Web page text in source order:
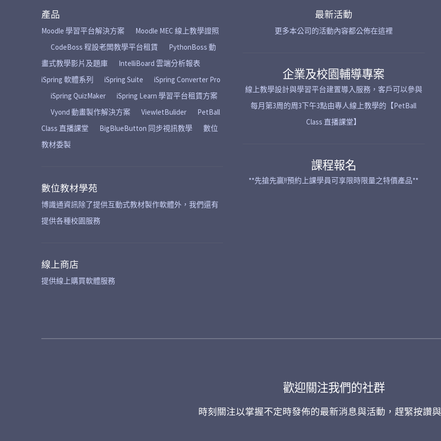
產品
Moodle 學習平台解決方案
Moodle MEC 線上教學證照
CodeBoss 程設老闆教學平台租賃
PythonBoss 動
畫式教學影片及題庫
IntelliBoard 雲端分析報表
iSpring 軟體系列
iSpring Suite
iSpring Converter Pro
iSpring QuizMaker
iSpring Learn 學習平台租賃方案
Vyond 動畫製作解決方案
ViewletBulider
PetBall
Class 直播課堂
BigBlueButton 同步視訊教學
數位
教材委製
數位教材學苑
博識通資訊除了提供互動式教材製作軟體外，我們還有
提供各種校園服務
線上商店
提供線上購買軟體服務
最新活動
更多本公司的活動內容都公佈在這裡
企業及校園輔導專案
線上教學設計與學習平台建置導入服務，客戶可以參與
每月第3周的周3下午3點由專人線上教學的【PetBall
Class 直播課堂】
課程報名
**先搶先贏!!預約上課學員可享限時限量之特價產品**
歡迎關注我們的社群
時刻關注以掌握不定時發佈的最新消息與活動，趕緊按讚